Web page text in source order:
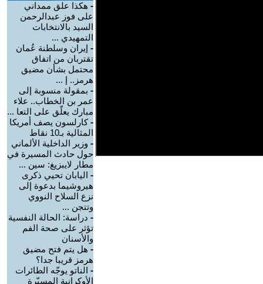
- هكذا علق ممداني
على فوز عبدالرحمن
السيد بالانتخابات
التمهيدي ...
- إيران وسلطنة عُمان
تقتربان من اتفاق
محتمل بشأن مضيق
هرمز.. إ ...
- بمقولة منسوبة إلى
عمر بن الخطاب.. علاء
مبارك يعلّق على التعا ...
-كارلسون يصف أمريكا
المثالية بـ10 نقاط
- وزير الداخلية الألماني
حول حادث المسيرة في
مطار لايبزيغ: سين ...
- اليابان تحيي ذكرى
هيروشيما بدعوة إلى
نزع السلاح النووي
وتتجن ...
- دراسة: الحالة النفسية
تؤثر على صحة الفم
والأسنان
- هل يتم فتح مضيق
هرمز قريبا جدا؟
- الناتو يوجّه الطائرات
الأوكرانية المسيّرة